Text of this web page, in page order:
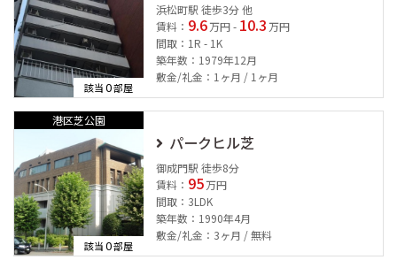
該当0部屋
浜松町駅 徒歩3分 他
賃料： 9.6 万円 - 10.3 万円
間取：1R - 1K
築年数：1979年12月
敷金/礼金：1ヶ月 / 1ヶ月
港区芝公園
該当0部屋
パークヒル芝
御成門駅 徒歩8分
賃料： 95 万円
間取：3LDK
築年数：1990年4月
敷金/礼金：3ヶ月 / 無料